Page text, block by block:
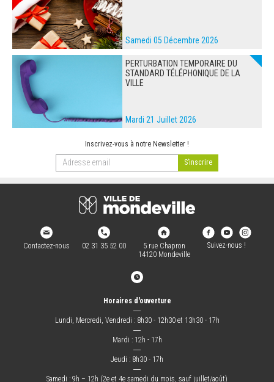
Samedi 05 Décembre 2026
PERTURBATION TEMPORAIRE DU
STANDARD TÉLÉPHONIQUE DE LA
VILLE
Mardi 21 Juillet 2026
Inscrivez-vous à notre Newsletter !
Contactez-nous 02 31 35 52 00
5 rue Chapron
14120 Mondeville
Suivez-nous !
Horaires d'ouverture
―
Lundi, Mercredi, Vendredi : 8h30 - 12h30 et 13h30 - 17h
―
Mardi : 12h - 17h
―
Jeudi : 8h30 - 17h
―
Samedi : 9h – 12h (2e et 4e samedi du mois, sauf juillet/août)